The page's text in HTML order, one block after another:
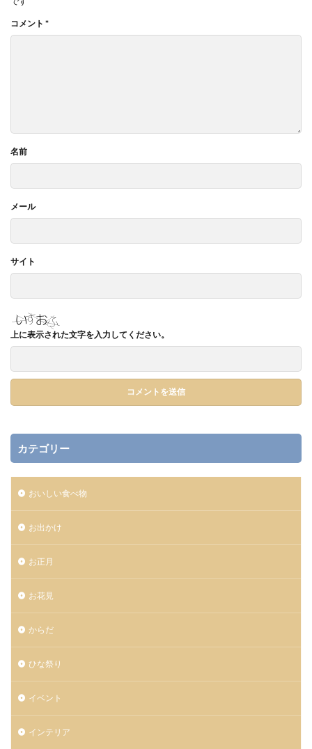
コメント *
名前
メール
サイト
上に表示された文字を入力してください。
カテゴリー
おいしい食べ物
お出かけ
お正月
お花見
からだ
ひな祭り
イベント
インテリア